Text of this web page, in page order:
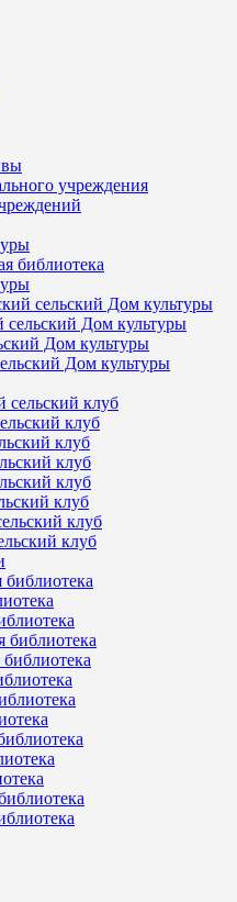
учреждения
библиотека
сельский Дом культуры
сельский Дом культуры
Дом культуры
Дом культуры
сельский клуб
клуб
клуб
клуб
клуб
клуб
клуб
клуб
библиотека